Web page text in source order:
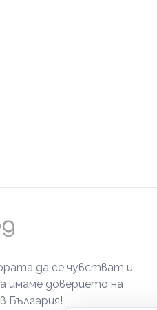
да се чувстват и
имаме доверието на
България!